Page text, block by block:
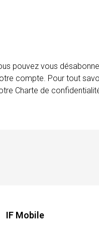
pouvez vous
compte. Pour tout
Charte de
IF Mobile